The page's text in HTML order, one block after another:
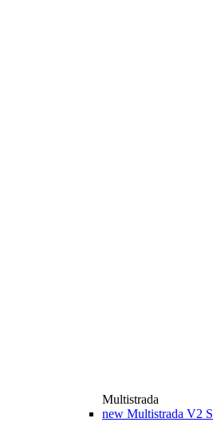
Multistrada
new Multistrada V2 S